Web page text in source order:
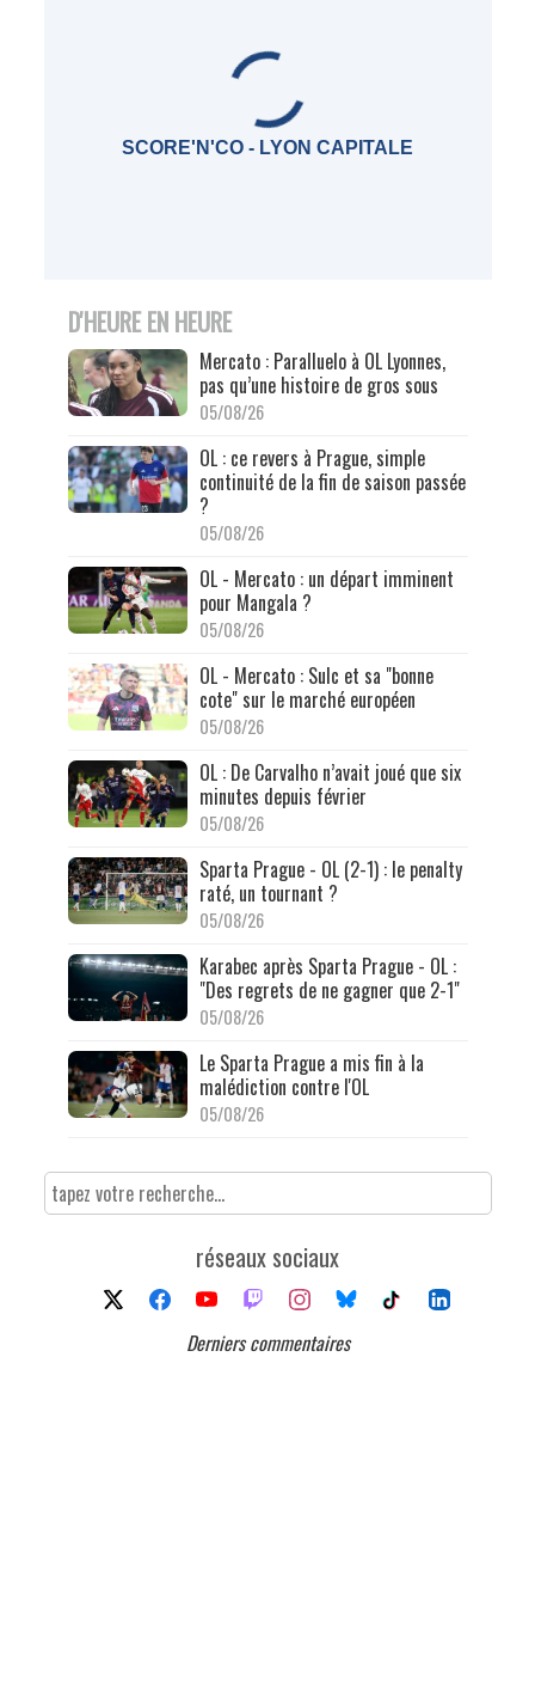
SCORE'N'CO - LYON CAPITALE
D'HEURE EN HEURE
Mercato : Paralluelo à OL Lyonnes,
pas qu’une histoire de gros sous
05/08/26
OL : ce revers à Prague, simple
continuité de la fin de saison passée
?
05/08/26
OL - Mercato : un départ imminent
pour Mangala ?
05/08/26
OL - Mercato : Sulc et sa "bonne
cote" sur le marché européen
05/08/26
OL : De Carvalho n’avait joué que six
minutes depuis février
05/08/26
Sparta Prague - OL (2-1) : le penalty
raté, un tournant ?
05/08/26
Karabec après Sparta Prague - OL :
"Des regrets de ne gagner que 2-1"
05/08/26
Le Sparta Prague a mis fin à la
malédiction contre l'OL
05/08/26
réseaux sociaux
Derniers commentaires